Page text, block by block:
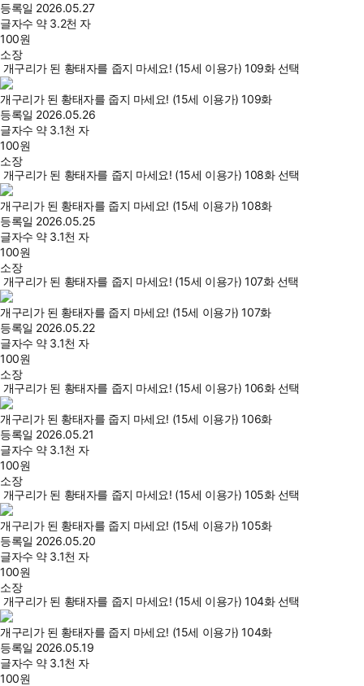
등록일 2026.05.27
글자수 약 3.2천 자
100원
소장
개구리가 된 황태자를 줍지 마세요! (15세 이용가) 109화 선택
개구리가 된 황태자를 줍지 마세요! (15세 이용가) 109화
등록일 2026.05.26
글자수 약 3.1천 자
100원
소장
개구리가 된 황태자를 줍지 마세요! (15세 이용가) 108화 선택
개구리가 된 황태자를 줍지 마세요! (15세 이용가) 108화
등록일 2026.05.25
글자수 약 3.1천 자
100원
소장
개구리가 된 황태자를 줍지 마세요! (15세 이용가) 107화 선택
개구리가 된 황태자를 줍지 마세요! (15세 이용가) 107화
등록일 2026.05.22
글자수 약 3.1천 자
100원
소장
개구리가 된 황태자를 줍지 마세요! (15세 이용가) 106화 선택
개구리가 된 황태자를 줍지 마세요! (15세 이용가) 106화
등록일 2026.05.21
글자수 약 3.1천 자
100원
소장
개구리가 된 황태자를 줍지 마세요! (15세 이용가) 105화 선택
개구리가 된 황태자를 줍지 마세요! (15세 이용가) 105화
등록일 2026.05.20
글자수 약 3.1천 자
100원
소장
개구리가 된 황태자를 줍지 마세요! (15세 이용가) 104화 선택
개구리가 된 황태자를 줍지 마세요! (15세 이용가) 104화
등록일 2026.05.19
글자수 약 3.1천 자
100원